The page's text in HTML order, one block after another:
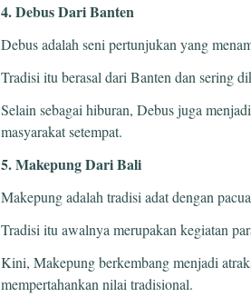
4. Debus Dari Banten
Debus adalah seni pertunjukan yang
Tradisi itu berasal dari Banten dan sering
Selain sebagai hiburan, Debus juga
masyarakat setempat.
5. Makepung Dari Bali
Makepung adalah tradisi adat dengan
Tradisi itu awalnya merupakan kegiatan
Kini, Makepung berkembang menjadi
mempertahankan nilai tradisional.